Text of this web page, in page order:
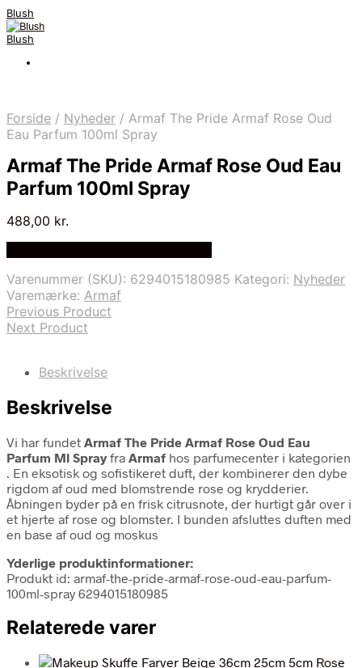
Blush
Blush
Forside / Nyheder / Armaf The Pride Armaf Rose Oud
Eau Parfum 100ml Spray
Armaf The Pride Armaf Rose Oud Eau
Parfum 100ml Spray
488,00 kr.
Varenummer (SKU): 6294015180985 Kategori: Nyheder
Varemærke: Armaf
Previous Product
Next Product
Beskrivelse
Beskrivelse
Vi har fundet Armaf The Pride Armaf Rose Oud Eau
Parfum Ml Sprayfra Armaf hos parfumecenter i kategorien
. En eksotisk og sofistikeret duft, der kombinerer den dybe
rigdom af oud med blomstrende rose og krydderier.
Åbningen byder på en frisk citrusnote, der hurtigt går over i
et hjerte af rose og blomster. I bunden afsluttes duften med
en base af oud og moskus
Yderlige produktinformationer:
Produkt id: armaf-the-pride-armaf-rose-oud-eau-parfum-
100ml-spray 6294015180985
Relaterede varer